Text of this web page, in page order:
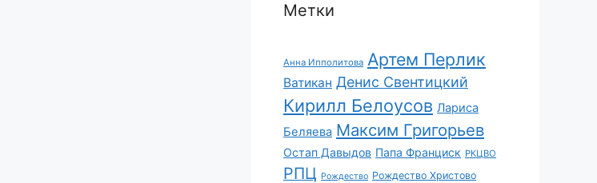
Метки
Анна Ипполитова Артем Перлик
Ватикан Денис Свентицкий
Кирилл Белоусов Лариса
Беляева Максим Григорьев
Остап Давыдов Папа Франциск РКЦВО
РПЦ Рождество Рождество Христово